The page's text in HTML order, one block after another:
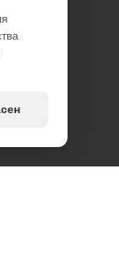
д.